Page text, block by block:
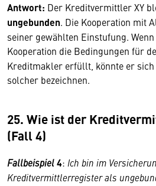
Antwort: Der Kreditvermittler XY
ungebunden. Die Kooperation mit
seiner gewählten Einstufung.
Kooperation die Bedingungen für
Kreditmakler erfüllt, könnte er
solcher bezeichnen.
25. Wie ist der
(Fall 4)
Fallbeispiel4: Ich bin im
Kreditvermittlerregister als